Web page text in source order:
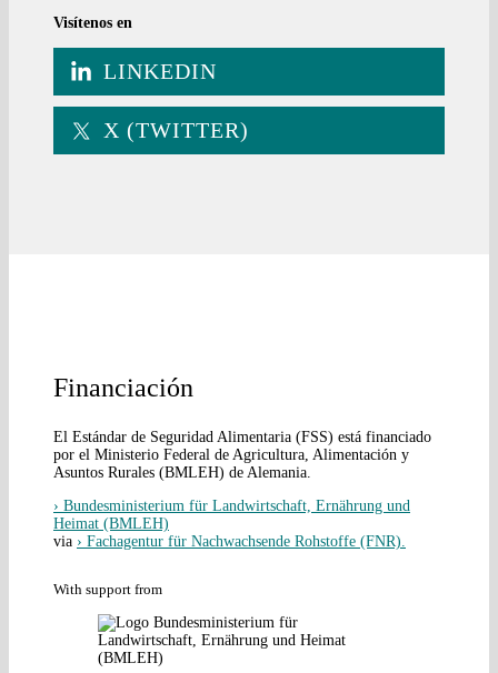
Visítenos en
LINKEDIN
X (TWITTER)
Financiación
El Estándar de Seguridad Alimentaria (FSS) está financiado
por el Ministerio Federal de Agricultura, Alimentación y
Asuntos Rurales (BMLEH) de Alemania.
› Bundesministerium für Landwirtschaft, Ernährung und
Heimat (BMLEH)
via › Fachagentur für Nachwachsende Rohstoffe (FNR).
With support from